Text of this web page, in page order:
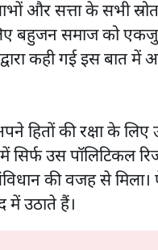
और सत्ता के सभी
बहुजन समाज को
कही गई इस बात
हितों की रक्षा के
सिर्फ उस पॉलिटिकल
की वजह से
उठाते हैं।